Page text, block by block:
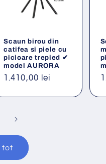
Scaun birou din
catifea si piele cu
picioare trepied ✔
model AURORA
Preț
1.410,00 lei
tot